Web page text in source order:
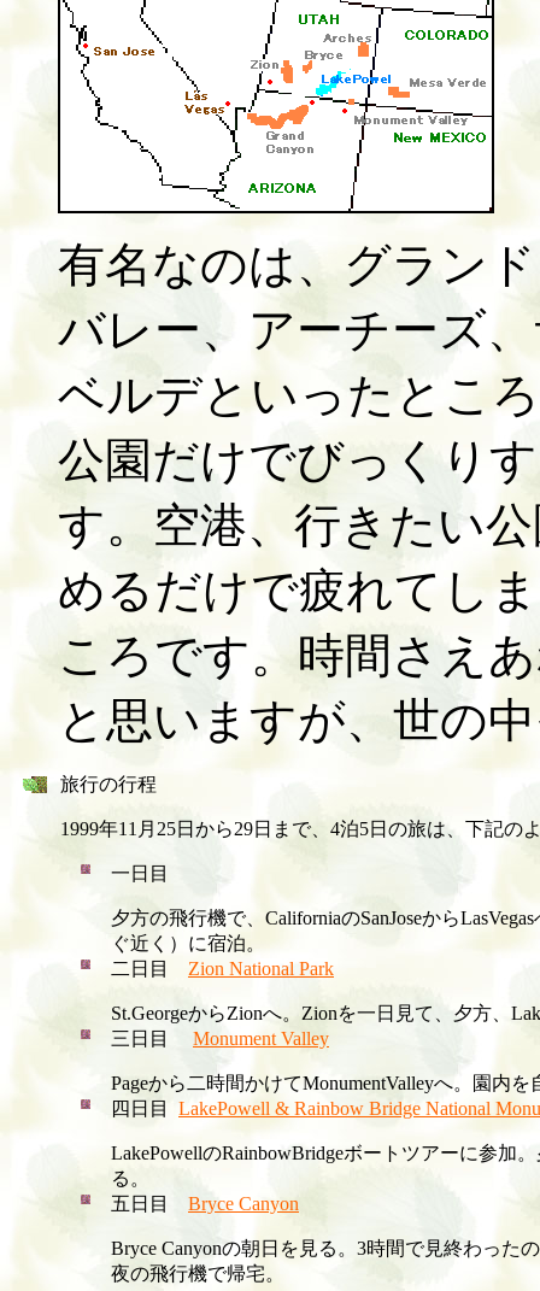
有名なのは、グラン
バレー、アーチーズ
ベルデといったとこ
公園だけでびっくり
す。空港、行きたい
めるだけで疲れてし
ころです。時間さえ
と思いますが、世の
旅行の行程
1999年11月25日から29日まで、4泊5日の旅は、下記
一日目
夕方の飛行機で、CaliforniaのSanJoseから
ぐ近く）に宿泊。
二日目 Zion National Park
St.GeorgeからZionへ。Zionを一日見て、夕方、
三日目 Monument Valley
Pageから二時間かけてMonumentValleyへ。園内
四日目 LakePowell & Rainbow Bridge National
LakePowellのRainbowBridgeボートツアーに参加
る。
五日目 Bryce Canyon
Bryce Canyonの朝日を見る。3時間で見終わった
夜の飛行機で帰宅。